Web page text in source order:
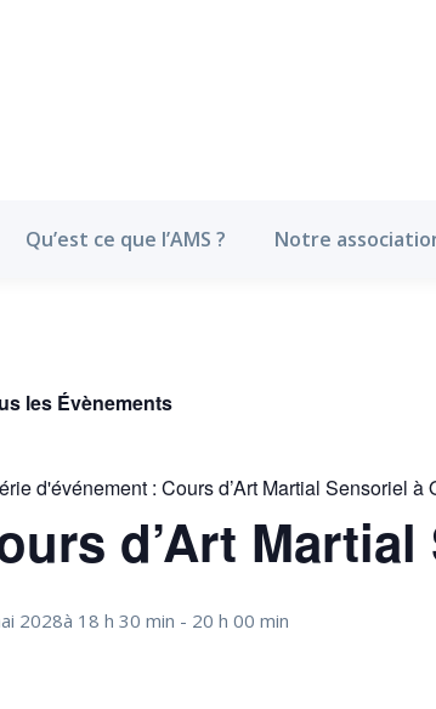
Qu’est ce que l’AMS ? Notre
les Évènements
d'événement : Cours d’Art Martial Sensoriel à
d’Art
2028à 18 h 30 min - 20 h 00 min